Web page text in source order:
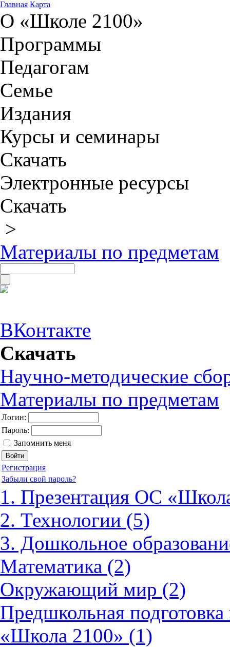
Главная Карта
О «Школе 2100»
Программы
Педагогам
Семье
Издания
Курсы и семинары
Скачать
Электронные ресурсы
Скачать
>
Материалы по предметам
ВКонтакте
Скачать
Научно-методические
Материалы по предметам
Логин:
Пароль:
Запомнить меня
Регистрация
Забыли свой пароль?
1. Презентация ОС
2. Технологии (5)
3. Дошкольное
Математика (2)
Окружающий мир (2)
Предшкольная
«Школа 2100» (1)